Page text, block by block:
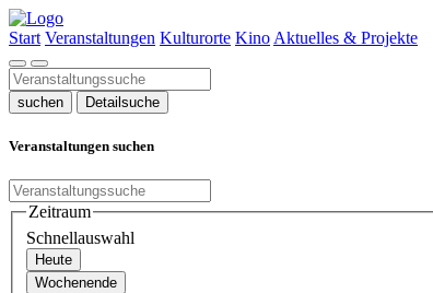
Start Veranstaltungen Kulturorte Kino Aktuelles & Projekte
suchen Detailsuche
Veranstaltungen suchen
Zeitraum
Schnellauswahl
Heute
Wochenende